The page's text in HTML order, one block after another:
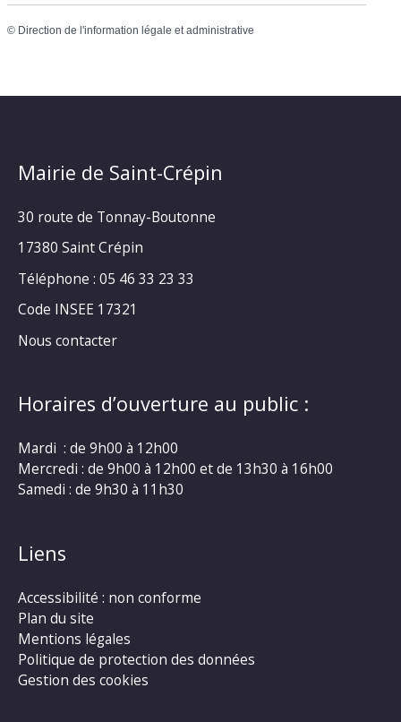
© Direction de l'information légale et administrative
Mairie de Saint-Crépin
30 route de Tonnay-Boutonne
17380 Saint Crépin
Téléphone : 05 46 33 23 33
Code INSEE 17321
Nous contacter
Horaires d’ouverture au public :
Mardi : de 9h00 à 12h00
Mercredi : de 9h00 à 12h00 et de 13h30 à 16h00
Samedi : de 9h30 à 11h30
Liens
Accessibilité : non conforme
Plan du site
Mentions légales
Politique de protection des données
Gestion des cookies